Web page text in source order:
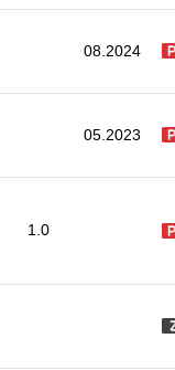
08.2024
05.2023
1.0